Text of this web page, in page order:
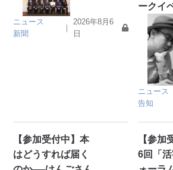
ニュース
新聞
｜
2026年8月6
日
ークイ
ニュース
告知
【参加受付中】本
はどうすれば届く
【参加
6回「